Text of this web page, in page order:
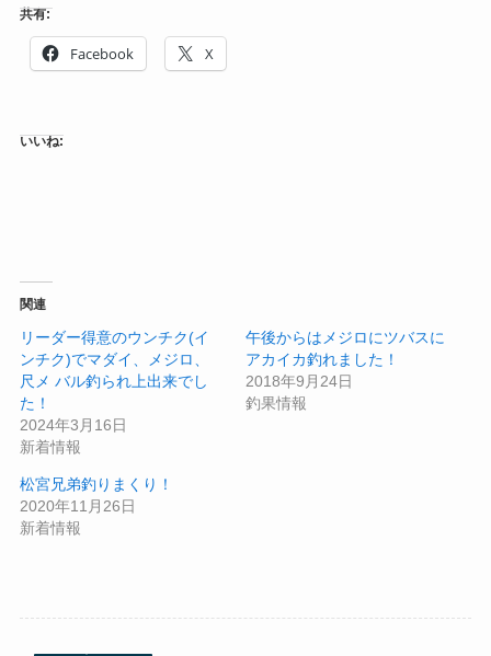
共有:
Facebook X
いいね:
関連
リーダー得意のウンチク(イ
ンチク)でマダイ、メジロ、
尺メ バル釣られ上出来でし
た！
2024年3月16日
新着情報
午後からはメジロにツバスに
アカイカ釣れました！
2018年9月24日
釣果情報
松宮兄弟釣りまくり！
2020年11月26日
新着情報